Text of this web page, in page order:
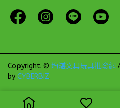
Copyright © 均湛文具玩具批發網
by CYBERBIZ.